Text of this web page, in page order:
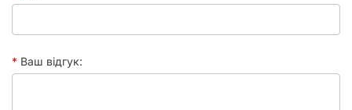
Ваш відгук: